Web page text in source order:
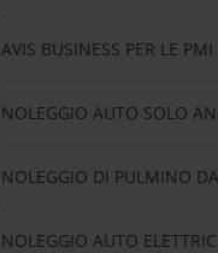
AVIS BUSINESS PER LE PMI
NOLEGGIO AUTO SOLO
NOLEGGIO DI PULMINO
NOLEGGIO AUTO